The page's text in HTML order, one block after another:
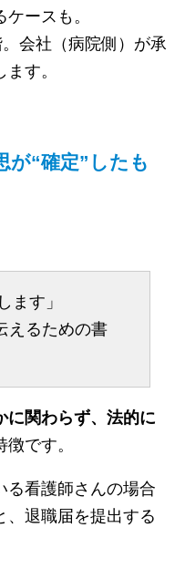
ースも。
会社（病院側）が承
す。
が“確定”したも
ます」
えるための書
に関わらず、法的に
です。
る看護師さんの場合
、退職届を提出する